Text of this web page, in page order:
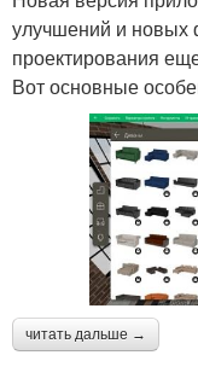
улучшений и новых
проектирования
Вот основные
читать дальше →